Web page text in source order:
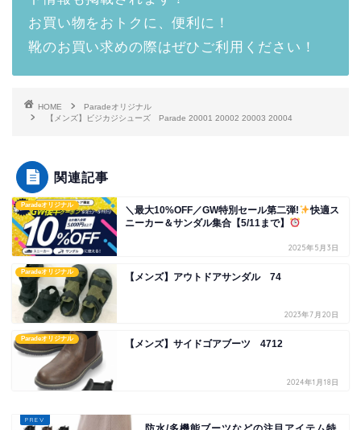
お買い物をおトクに、便利に！
靴のお買い求めの際はぜひご利用ください！
HOME
Paradeオリジナル
【メンズ】ビジカジシューズ Parade 20001 20002 20003 20004
関連記事
Paradeオリジナル ＼最大10%OFF／GW特別セール第二弾!
快適ス
ニーカー＆サンダル集合【5/11まで】
2025年5月3日
Paradeオリジナル 【メンズ】アウトドアサンダル 74
2023年7月20日
Paradeオリジナル 【メンズ】サイドゴアブーツ 4712
2024年1月18日